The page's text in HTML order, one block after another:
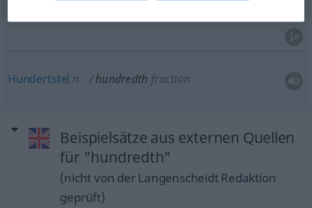
Hundertstel n hundredth fraction
Beispielsätze aus externen Quellen
für "hundredth"
(nicht von der Langenscheidt Redaktion
geprüft)